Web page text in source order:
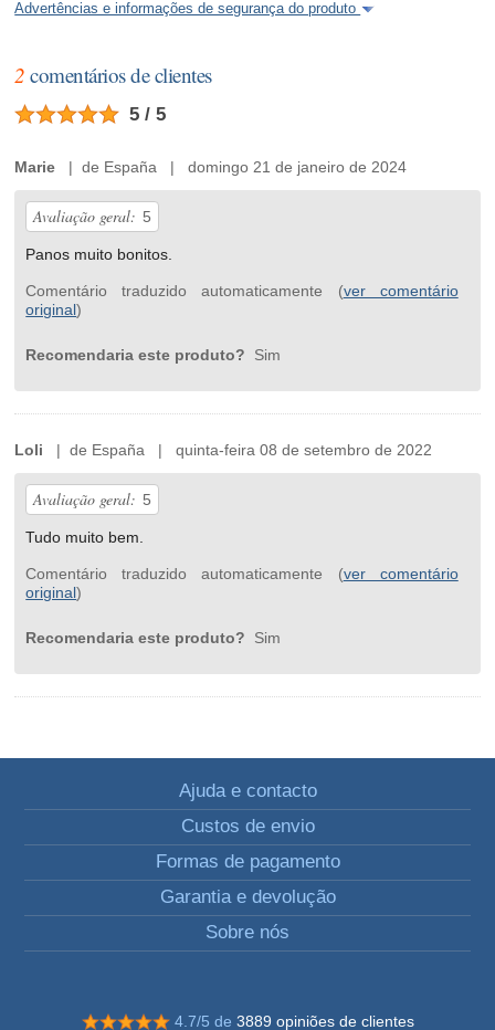
Advertências e informações de segurança do produto
2 comentários de clientes
5 / 5
Marie | de España | domingo 21 de janeiro de 2024
Avaliação geral: 5
Panos muito bonitos.
Comentário traduzido automaticamente (ver comentário
original)
Recomendaria este produto? Sim
Loli | de España | quinta-feira 08 de setembro de 2022
Avaliação geral: 5
Tudo muito bem.
Comentário traduzido automaticamente (ver comentário
original)
Recomendaria este produto? Sim
Ajuda e contacto
Custos de envio
Formas de pagamento
Garantia e devolução
Sobre nós
4.7/5 de 3889 opiniões de clientes